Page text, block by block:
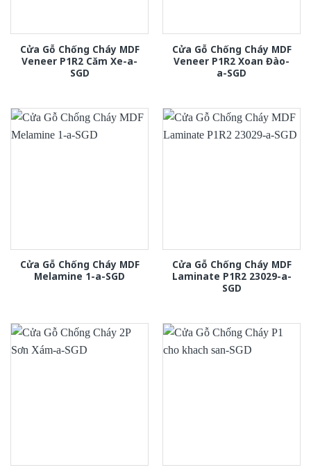
Cửa Gỗ Chống Cháy MDF
Veneer P1R2 Căm Xe-a-
SGD
Cửa Gỗ Chống Cháy MDF
Veneer P1R2 Xoan Đào-
a-SGD
Cửa Gỗ Chống Cháy MDF
Melamine 1-a-SGD
Cửa Gỗ Chống Cháy MDF
Laminate P1R2 23029-a-
SGD